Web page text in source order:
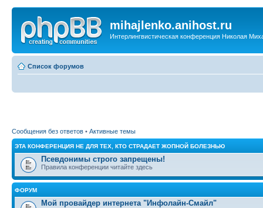
mihajlenko.anihost.ru
Интерлингвистическая конференция Николая
Список форумов
Сообщения без ответов • Активные темы
ЭТА КОНФЕРЕНЦИЯ НЕ ДЛЯ ТЕХ, КТО СТРАДАЕТ ЖОПНОЙ БОЛЕЗНЬЮ
Псевдонимы строго запрещены!
Правила конференции читайте здесь
ФОРУМ
Мой провайдер интернета "Инфолайн-Смайл"